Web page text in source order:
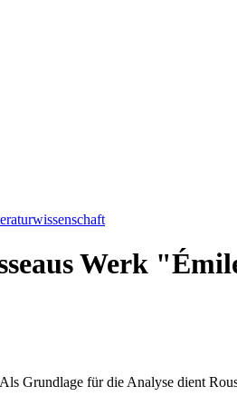
Werk
Grundlage für die Analyse dient